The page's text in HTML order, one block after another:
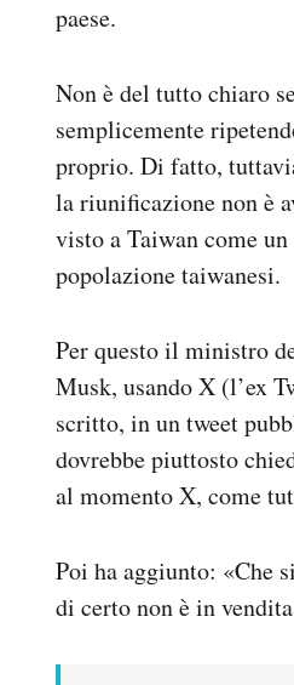
paese.
Non è del tutto chiaro
semplicemente
proprio. Di fatto,
la riunificazione non è
visto a Taiwan come
popolazione taiwanesi.
Per questo il ministro
Musk, usando X (l’ex
scritto, in un tweet
dovrebbe piuttosto
al momento X, come
Poi ha aggiunto: «Che
di certo non è in